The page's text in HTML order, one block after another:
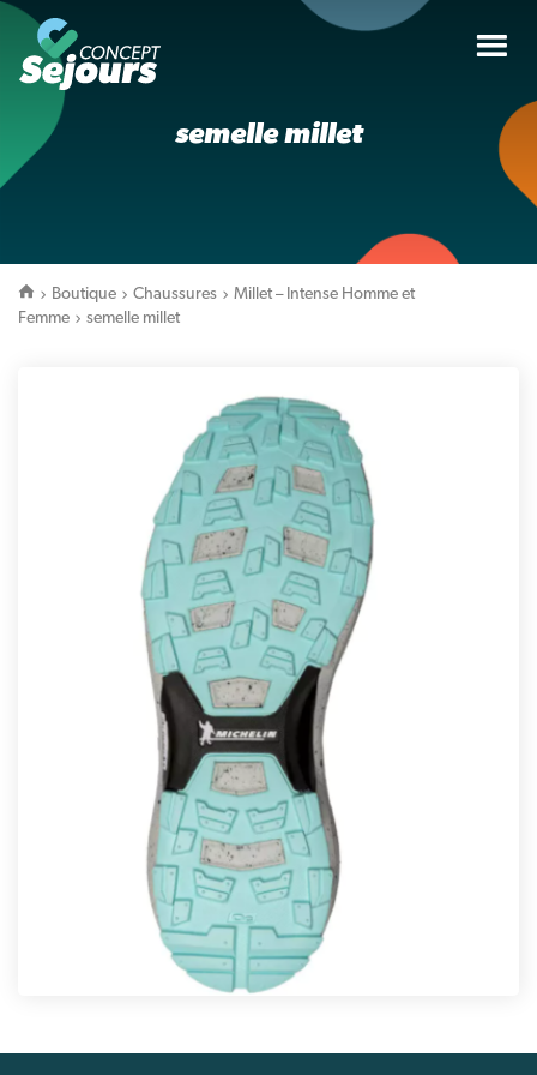
semelle millet
Boutique Chaussures
Millet – Intense Homme et
Femme
semelle millet